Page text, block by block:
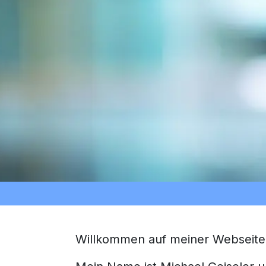
Willkommen auf meiner